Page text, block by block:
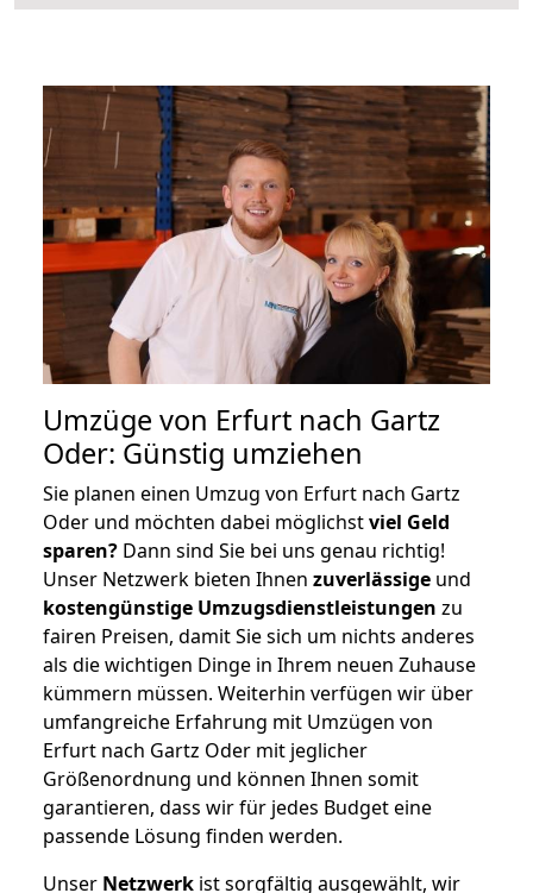
Umzüge von Erfurt nach Gartz
Oder: Günstig umziehen
Sie planen einen Umzug von Erfurt nach Gartz
Oder und möchten dabei möglichstviel Geld
sparen? Dann sind Sie bei uns genau richtig!
Unser Netzwerk bieten Ihnen zuverlässige und
kostengünstige Umzugsdienstleistungen zu
fairen Preisen, damit Sie sich um nichts anderes
als die wichtigen Dinge in Ihrem neuen Zuhause
kümmern müssen. Weiterhin verfügen wir über
umfangreiche Erfahrung mit Umzügen von
Erfurt nach Gartz Oder mit jeglicher
Größenordnung und können Ihnen somit
garantieren, dass wir für jedes Budget eine
passende Lösung finden werden.
Unser Netzwerk ist sorgfältig ausgewählt, wir